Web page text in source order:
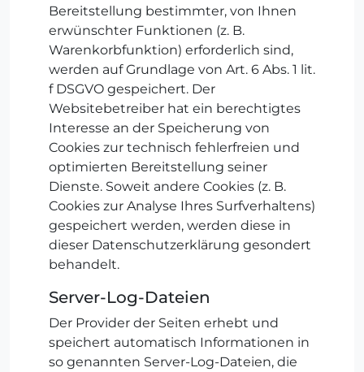
Bereitstellung bestimmter, von Ihnen
erwünschter Funktionen (z. B.
Warenkorbfunktion) erforderlich sind,
werden auf Grundlage von Art. 6 Abs. 1 lit.
f DSGVO gespeichert. Der
Websitebetreiber hat ein berechtigtes
Interesse an der Speicherung von
Cookies zur technisch fehlerfreien und
optimierten Bereitstellung seiner
Dienste. Soweit andere Cookies (z. B.
Cookies zur Analyse Ihres Surfverhaltens)
gespeichert werden, werden diese in
dieser Datenschutzerklärung gesondert
behandelt.
Server-Log-Dateien
Der Provider der Seiten erhebt und
speichert automatisch Informationen in
so genannten Server-Log-Dateien, die